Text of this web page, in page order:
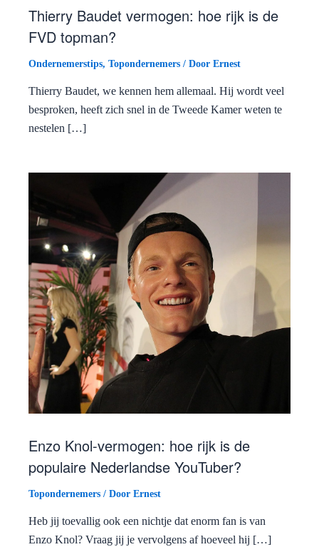
Thierry Baudet vermogen: hoe rijk is de
FVD topman?
Ondernemerstips, Topondernemers / Door Ernest
Thierry Baudet, we kennen hem allemaal. Hij wordt veel
besproken, heeft zich snel in de Tweede Kamer weten te
nestelen […]
Enzo Knol-vermogen: hoe rijk is de
populaire Nederlandse YouTuber?
Topondernemers / Door Ernest
Heb jij toevallig ook een nichtje dat enorm fan is van
Enzo Knol? Vraag jij je vervolgens af hoeveel hij […]